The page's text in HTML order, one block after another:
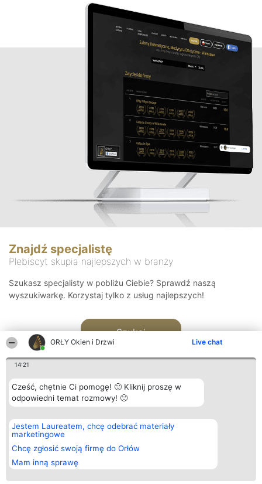
ORŁY Okien i Drzwi Live chat
14:21
Cześć, chętnie Ci pomogę! 🙂 Kliknij proszę w
odpowiedni temat rozmowy! 🙂
Jestem Laureatem, chcę odebrać materiały
marketingowe
Chcę zgłosić swoją firmę do Orłów
Mam inną sprawę
Znajdź specjalistę
Plebiscyt skupia najlepszych w branży
Szukasz specjalisty w pobliżu Ciebie? Sprawdź naszą
wyszukiwarkę. Korzystaj tylko z usług najlepszych!
Szukaj
Organizator plebiscytu
Bright Side Solutions sp. z o.
o. sp. k.
ul. Ruska 22
Wrocław 50-079
KRS 0000749100 | Regon
381313360 | NIP 8943132676
Plebiscyt
Laureaci
wszystkich
Laureatów
Regulamin
Kontakt
Kontakt